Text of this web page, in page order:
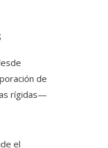
de
rígidas—
el